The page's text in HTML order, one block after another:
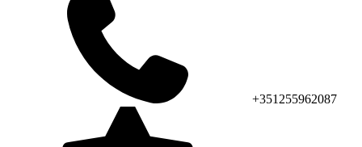
+351255962087